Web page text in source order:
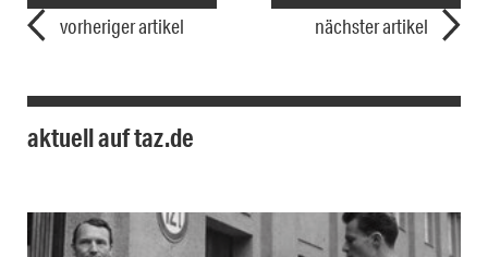
vorheriger artikel nächster artikel
aktuell auf taz.de